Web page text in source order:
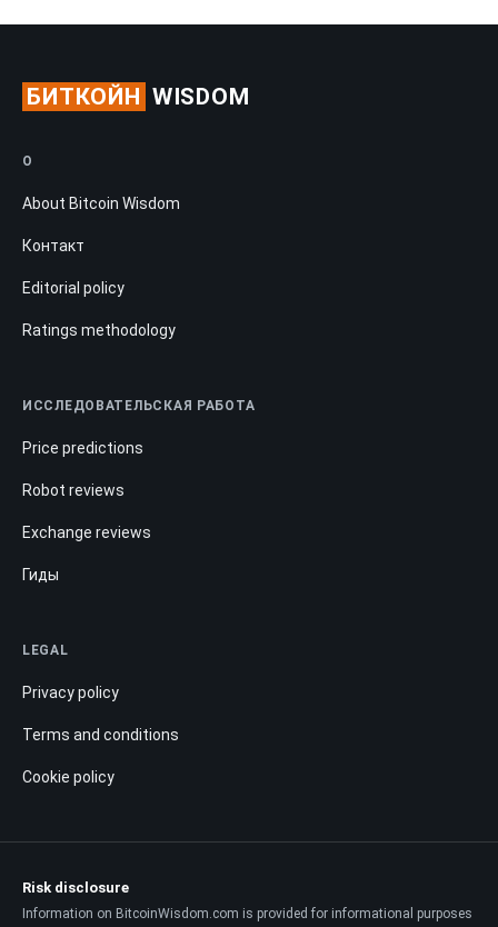
БИТКОЙН WISDOM
О
About Bitcoin Wisdom
Контакт
Editorial policy
Ratings methodology
ИССЛЕДОВАТЕЛЬСКАЯ РАБОТА
Price predictions
Robot reviews
Exchange reviews
Гиды
LEGAL
Privacy policy
Terms and conditions
Cookie policy
Risk disclosure
Information on BitcoinWisdom.com is provided for informational purposes